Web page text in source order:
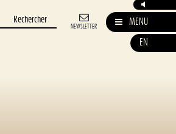
NEWSLETTER
MENU
EN